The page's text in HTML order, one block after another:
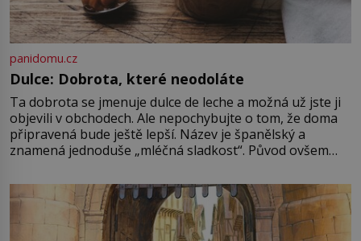
panidomu.cz
Dulce: Dobrota, které neodoláte
Ta dobrota se jmenuje dulce de leche a možná už jste ji
objevili v obchodech. Ale nepochybujte o tom, že doma
připravená bude ještě lepší. Název je španělský a
znamená jednoduše „mléčná sladkost“. Původ ovšem
pře hned několik latinskoamerických zemí a k tomu
Francie, kde se traduje,